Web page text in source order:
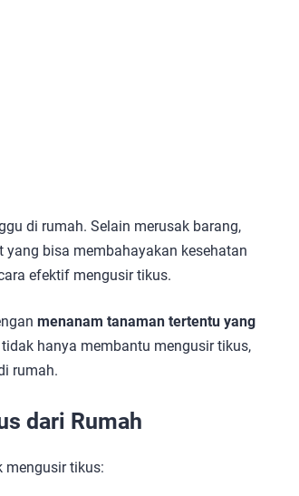
di rumah. Selain merusak barang,
bisa membahayakan kesehatan
efektif mengusir tikus.
menanam tanaman tertentu yang
hanya membantu mengusir tikus,
rumah.
dari Rumah
mengusir tikus: